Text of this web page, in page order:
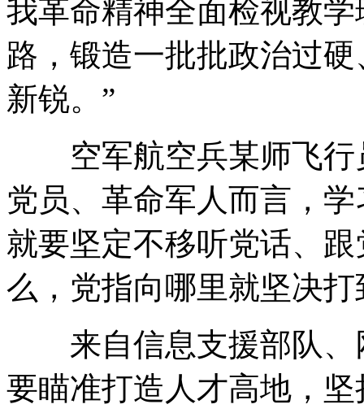
我革命精神全面检视教
路，锻造一批批政治过
新锐。”
空军航空兵某师飞行
党员、革命军人而言，
就要坚定不移听党话、
么，党指向哪里就坚决
来自信息支援部队、
要瞄准打造人才高地，